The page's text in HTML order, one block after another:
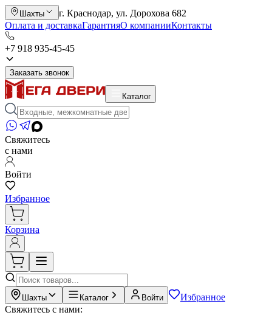
Шахты
г. Краснодар, ул. Дорохова 682
Оплата и доставкаГарантияО компанииКонтакты
+7 918 935-45-45
Заказать звонок
Каталог
Свяжитесь
с нами
Войти
Избранное
Корзина
Шахты Каталог Войти
Избранное
Свяжитесь с нами: